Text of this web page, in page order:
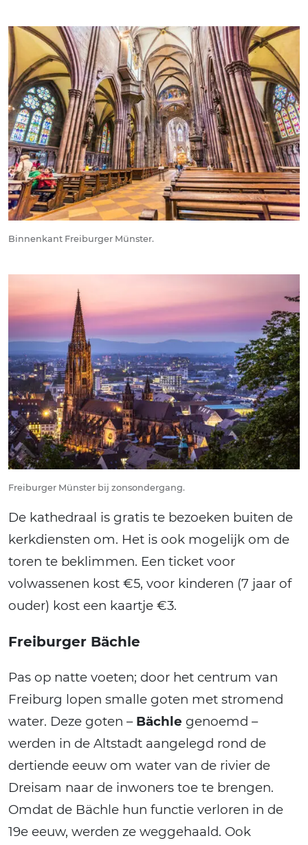
Binnenkant Freiburger Münster.
Freiburger Münster bij zonsondergang.
De kathedraal is gratis te bezoeken buiten de
kerkdiensten om. Het is ook mogelijk om de
toren te beklimmen. Een ticket voor
volwassenen kost €5, voor kinderen (7 jaar of
ouder) kost een kaartje €3.
Freiburger Bächle
Pas op natte voeten; door het centrum van
Freiburg lopen smalle goten met stromend
water. Deze goten – Bächle genoemd –
werden in de Altstadt aangelegd rond de
dertiende eeuw om water van de rivier de
Dreisam naar de inwoners toe te brengen.
Omdat de Bächle hun functie verloren in de
19e eeuw, werden ze weggehaald. Ook